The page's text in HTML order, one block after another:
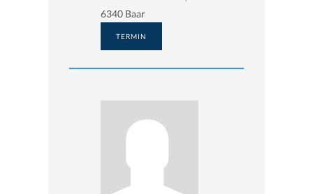
6340 Baar
TERMIN